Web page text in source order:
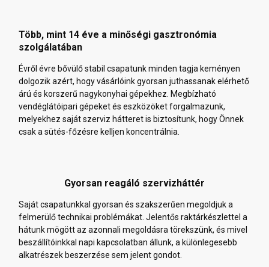
Több, mint 14 éve a minőségi gasztronómia
szolgálatában
Évről évre bővülő stabil csapatunk minden tagja keményen
dolgozik azért, hogy vásárlóink gyorsan juthassanak elérhető
árú és korszerű nagykonyhai gépekhez. Megbízható
vendéglátóipari gépeket és eszközöket forgalmazunk,
melyekhez saját szerviz hátteret is biztosítunk, hogy Önnek
csak a sütés-főzésre kelljen koncentrálnia.
Gyorsan reagáló szervizháttér
Saját csapatunkkal gyorsan és szakszerűen megoldjuk a
felmerülő technikai problémákat. Jelentős raktárkészlettel a
hátunk mögött az azonnali megoldásra törekszünk, és mivel
beszállítóinkkal napi kapcsolatban állunk, a különlegesebb
alkatrészek beszerzése sem jelent gondot.